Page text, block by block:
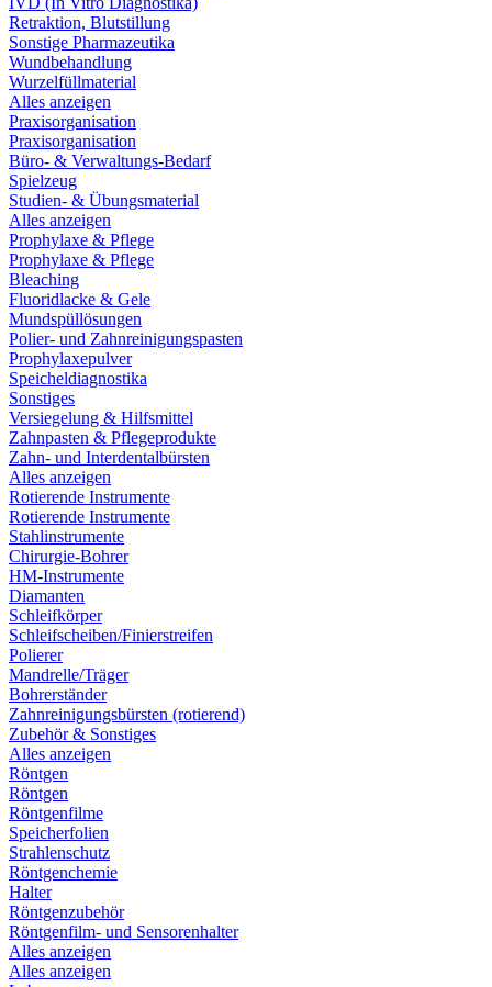
Retraktion, Blutstillung
Sonstige Pharmazeutika
Wundbehandlung
Wurzelfüllmaterial
Alles anzeigen
Praxisorganisation
Praxisorganisation
Büro- & Verwaltungs-Bedarf
Spielzeug
Studien- & Übungsmaterial
Alles anzeigen
Prophylaxe & Pflege
Prophylaxe & Pflege
Bleaching
Fluoridlacke & Gele
Mundspüllösungen
Polier- und Zahnreinigungspasten
Prophylaxepulver
Speicheldiagnostika
Sonstiges
Versiegelung & Hilfsmittel
Zahnpasten & Pflegeprodukte
Zahn- und Interdentalbürsten
Alles anzeigen
Rotierende Instrumente
Rotierende Instrumente
Stahlinstrumente
Chirurgie-Bohrer
HM-Instrumente
Diamanten
Schleifkörper
Schleifscheiben/Finierstreifen
Polierer
Mandrelle/Träger
Bohrerständer
Zahnreinigungsbürsten (rotierend)
Zubehör & Sonstiges
Alles anzeigen
Röntgen
Röntgen
Röntgenfilme
Speicherfolien
Strahlenschutz
Röntgenchemie
Halter
Röntgenzubehör
Röntgenfilm- und Sensorenhalter
Alles anzeigen
Alles anzeigen